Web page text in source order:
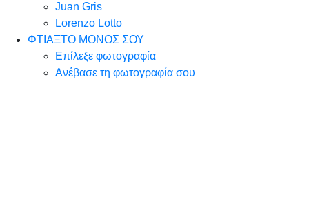
Juan Gris
Lorenzo Lotto
ΦΤΙΑΞΤΟ ΜΟΝΟΣ ΣΟΥ
Επίλεξε φωτογραφία
Ανέβασε τη φωτογραφία σου